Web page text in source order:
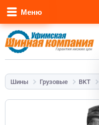
Меню
Шины Грузовые BKT